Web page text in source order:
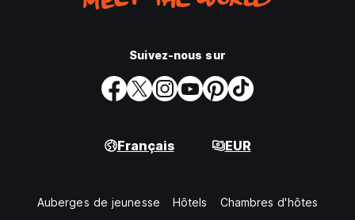
Suivez-nous sur
Français EUR
Auberges de jeunesse Hôtels Chambres d'hôtes